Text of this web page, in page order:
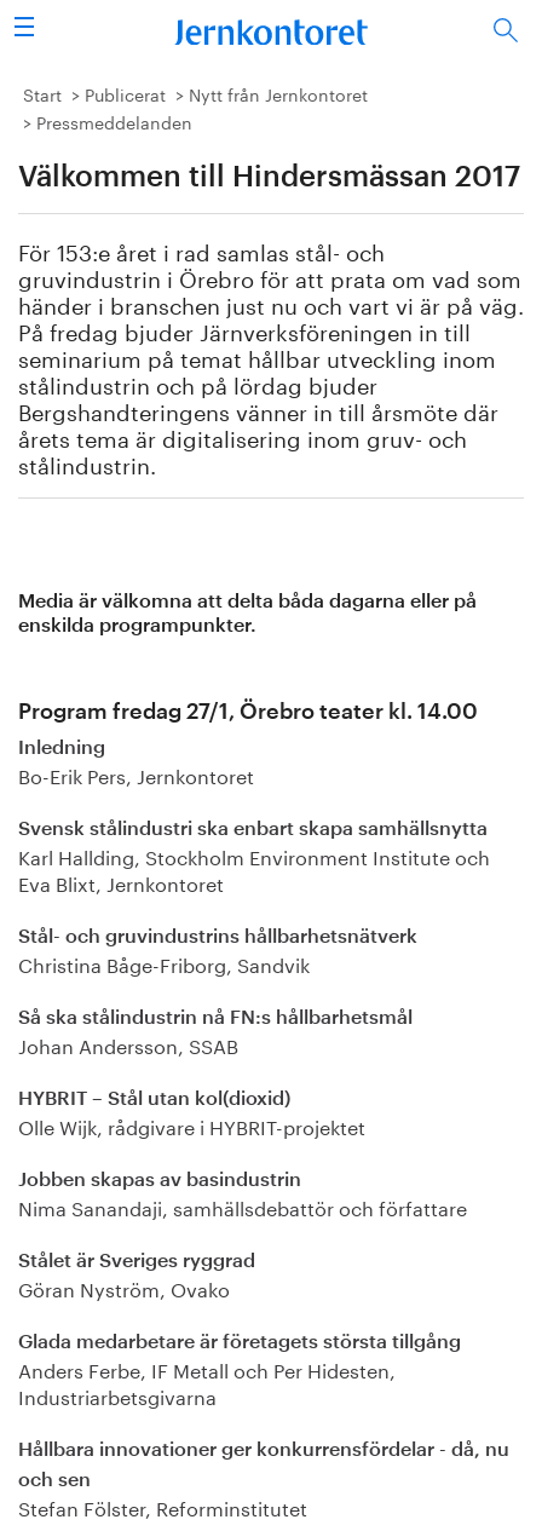
Sök
Stålindustrin
Forskning/utbildning
Energi/miljö
Vi tycker
Publicerat
Bildbank
Start Publicerat
Nytt från Jernkontoret
Pressmeddelanden
Välkommen till Hindersmässan 2017
För 153:e året i rad samlas stål- och
gruvindustrin i Örebro för att prata om vad som
händer i branschen just nu och vart vi är på väg.
På fredag bjuder Järnverksföreningen in till
seminarium på temat hållbar utveckling inom
stålindustrin och på lördag bjuder
Bergshandteringens vänner in till årsmöte där
årets tema är digitalisering inom gruv- och
stålindustrin.
Media är välkomna att delta båda dagarna eller på
enskilda programpunkter.
Program fredag 27/1, Örebro teater kl. 14.00
Inledning
Bo-Erik Pers, Jernkontoret
Svensk stålindustri ska enbart skapa samhällsnytta
Karl Hallding, Stockholm Environment Institute och
Eva Blixt, Jernkontoret
Stål- och gruvindustrins hållbarhetsnätverk
Christina Båge-Friborg, Sandvik
Så ska stålindustrin nå FN:s hållbarhetsmål
Johan Andersson, SSAB
HYBRIT – Stål utan kol(dioxid)
Olle Wijk, rådgivare i HYBRIT-projektet
Jobben skapas av basindustrin
Nima Sanandaji, samhällsdebattör och författare
Stålet är Sveriges ryggrad
Göran Nyström, Ovako
Glada medarbetare är företagets största tillgång
Anders Ferbe, IF Metall och Per Hidesten,
Industriarbetsgivarna
Hållbara innovationer ger konkurrensfördelar - då, nu
och sen
Stefan Fölster, Reforminstitutet